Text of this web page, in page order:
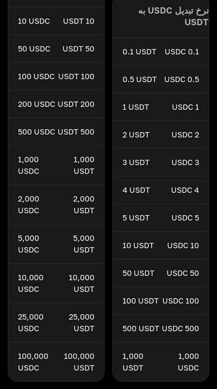
نرخ تبدیل USDC به
USDT
0.1 USDC
0.1 USDT
0.5 USDC
0.5 USDT
1 USDC
1 USDT
2 USDC
2 USDT
3 USDC
3 USDT
4 USDC
4 USDT
5 USDC
5 USDT
10 USDC
10 USDT
50 USDC
50 USDT
100 USDC
100 USDT
500 USDC
500 USDT
1,000
USDC
1,000
USDT
10 USDT
10 USDC
50 USDT
50 USDC
100 USDT
100 USDC
200 USDT
200 USDC
500 USDT
500 USDC
1,000
USDT
1,000
USDC
2,000
USDT
2,000
USDC
5,000
USDT
5,000
USDC
10,000
USDT
10,000
USDC
25,000
USDT
25,000
USDC
100,000
USDT
100,000
USDC